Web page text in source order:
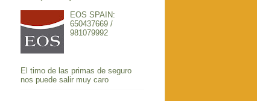
EOS SPAIN:
650437669 /
981079992
El timo de las primas de seguro
nos puede salir muy caro